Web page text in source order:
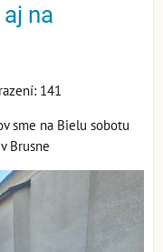
na
141
sme na Bielu sobotu
Brusne